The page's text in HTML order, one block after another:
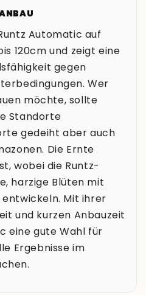
Automatic auf
120cm und zeigt eine
gegen
Wer
möchte, sollte
Standorte
gedeiht aber auch
Die Ernte
wobei die Runtz-
harzige Blüten mit
Mit ihrer
und kurzen Anbauzeit
eine gute Wahl für
Ergebnisse im